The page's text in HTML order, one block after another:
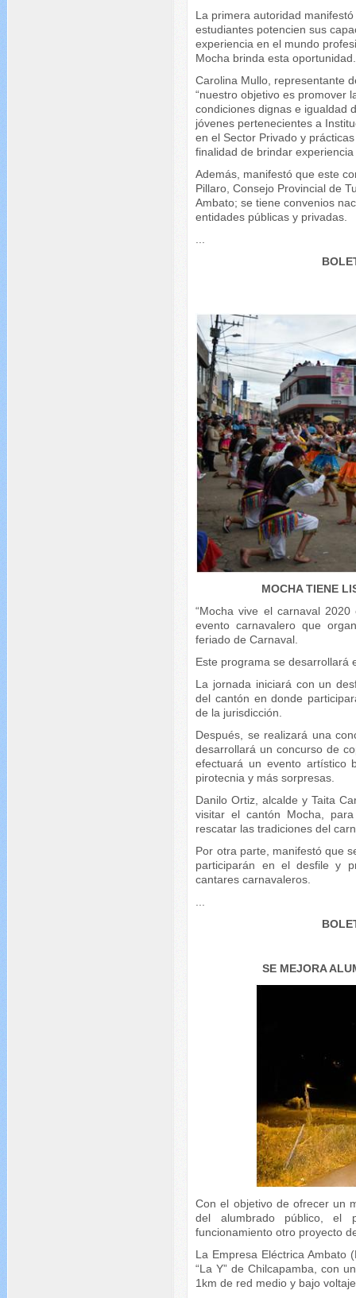
La primera autoridad
estudiantes potencien sus
experiencia en el mundo
Mocha brinda esta oportunidad.
Carolina Mullo, representante
“nuestro objetivo es promover
condiciones dignas e igualdad
jóvenes pertenecientes a
en el Sector Privado y
finalidad de brindar
Además, manifestó que este
Pillaro, Consejo Provincial de
Ambato; se tiene convenios
entidades públicas y privadas.
MOCHA TIENE
“Mocha vive el carnaval
evento carnavalero que
feriado de Carnaval.
Este programa se desarrollará
La jornada iniciará con un
del cantón en donde
de la jurisdicción.
Después, se realizará una
desarrollará un concurso de
efectuará un evento artístico
pirotecnia y más sorpresas.
Danilo Ortiz, alcalde y Taita
visitar el cantón Mocha,
rescatar las tradiciones del
Por otra parte, manifestó que
participarán en el desfile y
cantares carnavaleros.
SE MEJORA
Con el objetivo de ofrecer un
del alumbrado público, el
funcionamiento otro proyecto
La Empresa Eléctrica Ambato
“La Y” de Chilcapamba, con
1km de red medio y bajo